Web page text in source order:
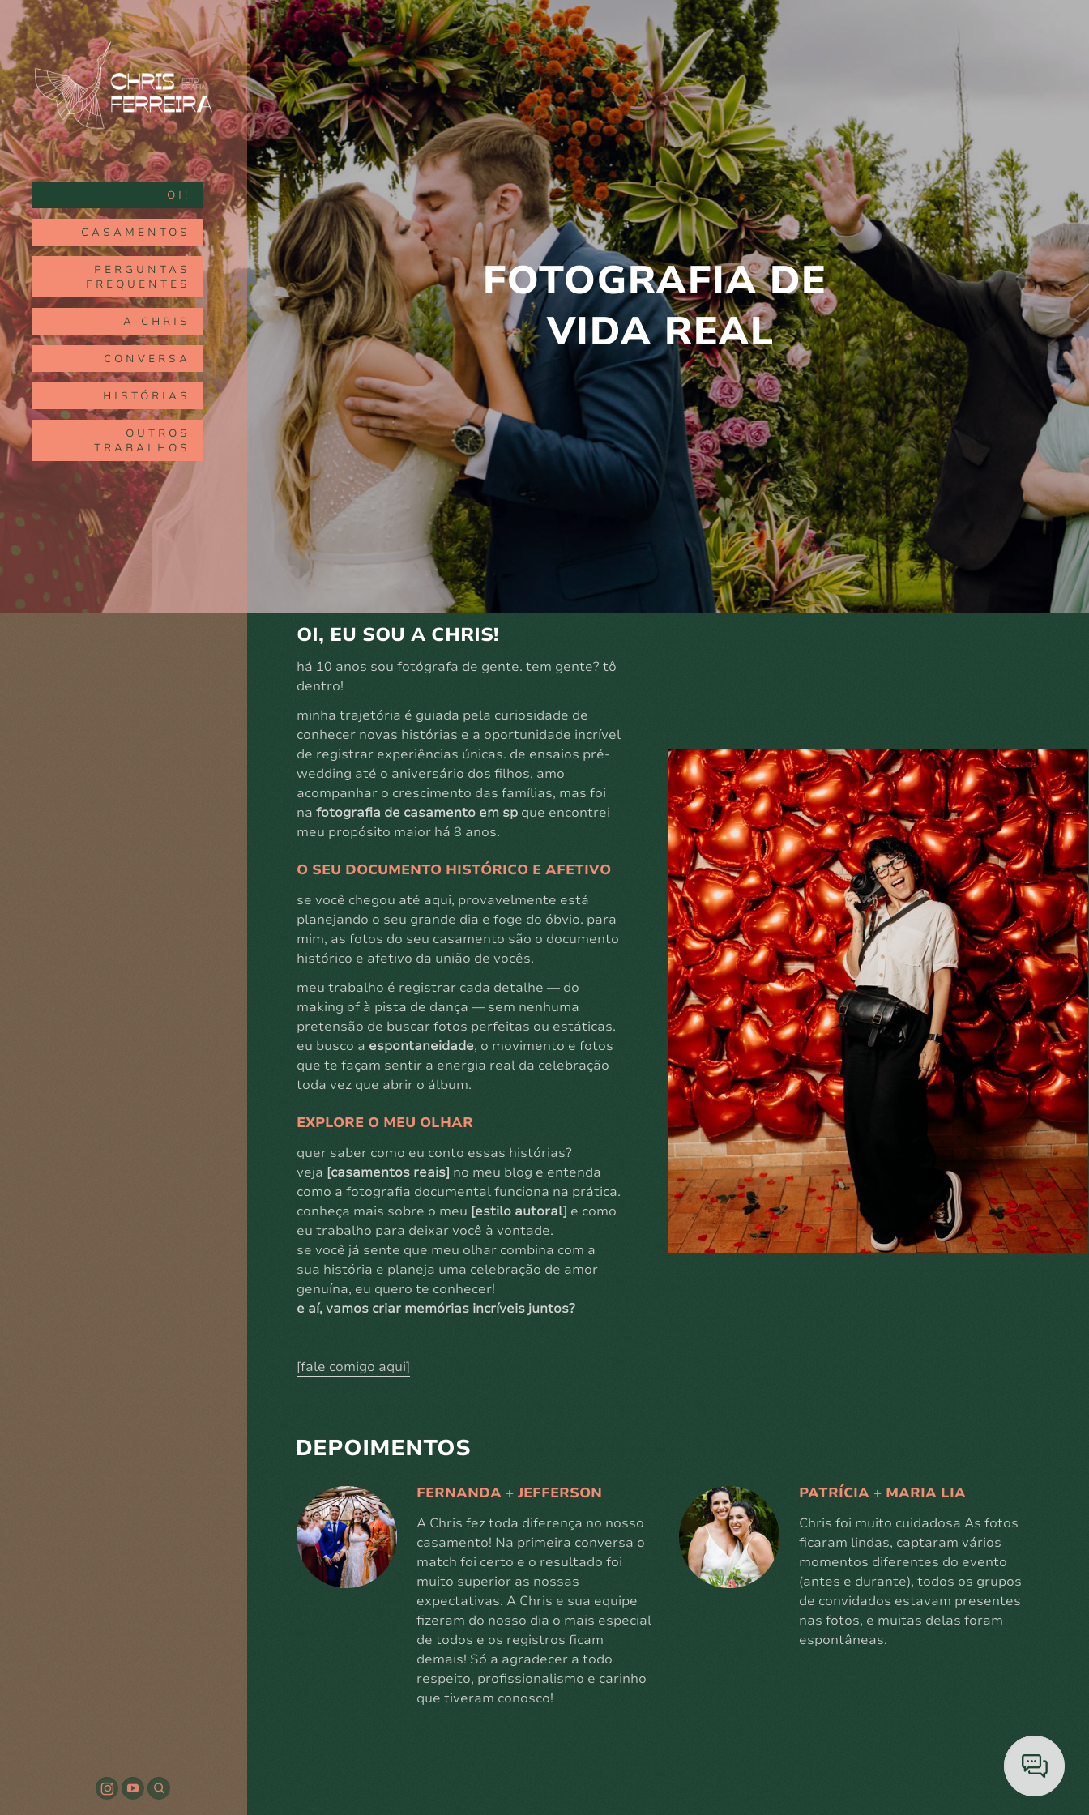
OI!
CASAMENTOS
PERGUNTAS
FREQUENTES
A CHRIS
CONVERSA
HISTÓRIAS
OUTROS
TRABALHOS
FOTOGRAFIA DE
VIDA REAL
OI, EU SOU A CHRIS!
há 10 anos sou fotógrafa de gente. tem gente? tô
dentro!
minha trajetória é guiada pela curiosidade de
conhecer novas histórias e a oportunidade incrível
de registrar experiências únicas. de ensaios pré-
wedding até o aniversário dos filhos, amo
acompanhar o crescimento das famílias, mas foi
na fotografia de casamento em spque encontrei
meu propósito maior há 8 anos.
O SEU DOCUMENTO HISTÓRICO E AFETIVO
se você chegou até aqui, provavelmente está
planejando o seu grande dia e foge do óbvio. para
mim, as fotos do seu casamento são o documento
histórico e afetivo da união de vocês.
meu trabalho é registrar cada detalhe — do
making of à pista de dança — sem nenhuma
pretensão de buscar fotos perfeitas ou estáticas.
eu busco a espontaneidade, o movimento e fotos
que te façam sentir a energia real da celebração
toda vez que abrir o álbum.
EXPLORE O MEU OLHAR
quer saber como eu conto essas histórias?
veja [casamentos reais] no meu blog e entenda
como a fotografia documental funciona na prática.
conheça mais sobre o meu [estilo autoral] e como
eu trabalho para deixar você à vontade.
se você já sente que meu olhar combina com a
sua história e planeja uma celebração de amor
genuína, eu quero te conhecer!
e aí, vamos criar memórias incríveis juntos?
[fale comigo aqui]
DEPOIMENTOS
FERNANDA + JEFFERSON
A Chris fez toda diferença no nosso
casamento! Na primeira conversa o
match foi certo e o resultado foi
muito superior as nossas
expectativas. A Chris e sua equipe
fizeram do nosso dia o mais especial
de todos e os registros ficam
demais! Só a agradecer a todo
respeito, profissionalismo e carinho
que tiveram conosco!
PATRÍCIA + MARIA LIA
Chris foi muito cuidadosa As fotos
ficaram lindas, captaram vários
momentos diferentes do evento
(antes e durante), todos os grupos
de convidados estavam presentes
nas fotos, e muitas delas foram
espontâneas.